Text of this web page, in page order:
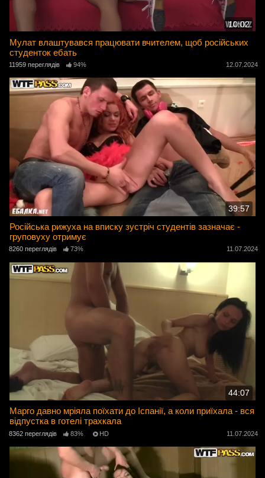
10:02
Мулат влаштувався працювати вчителем, щоб російських
студенток ебать
11959 переглядів 94% 12.07.2024
39:57
Російська рижуха на вписку зустріч студентів зазначає -
груповуху отримує
8260 переглядів 73% 11.07.2024
44:07
Марго давно мріяла поїхати до Іспанії, а коли приїхала - вся
відпустка в готелі трахкала
8362 переглядів 83% HD 11.07.2024